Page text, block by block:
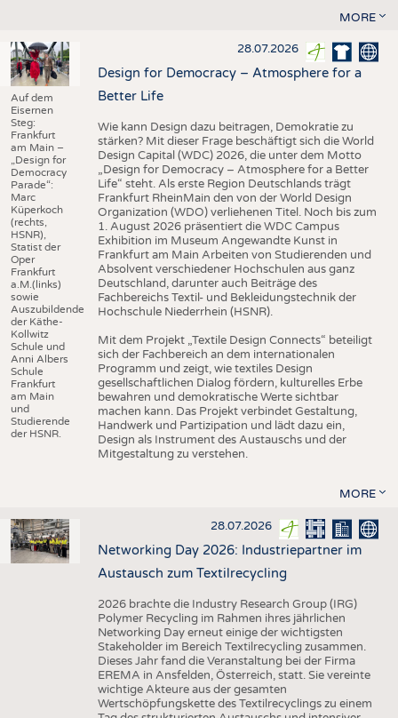
MORE
Auf dem
Eisernen
Steg:
Frankfurt
am Main –
„Design for
Democracy
Parade“:
Marc
Küperkoch
(rechts,
HSNR),
Statist der
Oper
Frankfurt
a.M.(links)
sowie
Auszubildende
der Käthe-
Kollwitz
Schule und
Anni Albers
Schule
Frankfurt
am Main
und
Studierende
der HSNR.
28.07.2026
Design for Democracy – Atmosphere for a
Better Life
Wie kann Design dazu beitragen, Demokratie zu
stärken? Mit dieser Frage beschäftigt sich die World
Design Capital (WDC) 2026, die unter dem Motto
„Design for Democracy – Atmosphere for a Better
Life“ steht. Als erste Region Deutschlands trägt
Frankfurt RheinMain den von der World Design
Organization (WDO) verliehenen Titel. Noch bis zum
1. August 2026 präsentiert die WDC Campus
Exhibition im Museum Angewandte Kunst in
Frankfurt am Main Arbeiten von Studierenden und
Absolvent verschiedener Hochschulen aus ganz
Deutschland, darunter auch Beiträge des
Fachbereichs Textil- und Bekleidungstechnik der
Hochschule Niederrhein (HSNR).
Mit dem Projekt „Textile Design Connects“ beteiligt
sich der Fachbereich an dem internationalen
Programm und zeigt, wie textiles Design
gesellschaftlichen Dialog fördern, kulturelles Erbe
bewahren und demokratische Werte sichtbar
machen kann. Das Projekt verbindet Gestaltung,
Handwerk und Partizipation und lädt dazu ein,
Design als Instrument des Austauschs und der
Mitgestaltung zu verstehen.
MORE
28.07.2026
Networking Day 2026: Industriepartner im
Austausch zum Textilrecycling
2026 brachte die Industry Research Group (IRG)
Polymer Recycling im Rahmen ihres jährlichen
Networking Day erneut einige der wichtigsten
Stakeholder im Bereich Textilrecycling zusammen.
Dieses Jahr fand die Veranstaltung bei der Firma
EREMA in Ansfelden, Österreich, statt. Sie vereinte
wichtige Akteure aus der gesamten
Wertschöpfungskette des Textilrecyclings zu einem